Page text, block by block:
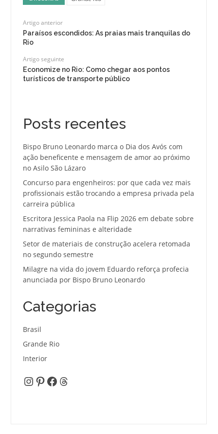
Artigo anterior
Paraísos escondidos: As praias mais tranquilas do
Rio
Artigo seguinte
Economize no Rio: Como chegar aos pontos
turísticos de transporte público
Posts recentes
Bispo Bruno Leonardo marca o Dia dos Avós com
ação beneficente e mensagem de amor ao próximo
no Asilo São Lázaro
Concurso para engenheiros: por que cada vez mais
profissionais estão trocando a empresa privada pela
carreira pública
Escritora Jessica Paola na Flip 2026 em debate sobre
narrativas femininas e alteridade
Setor de materiais de construção acelera retomada
no segundo semestre
Milagre na vida do jovem Eduardo reforça profecia
anunciada por Bispo Bruno Leonardo
Categorias
Brasil
Grande Rio
Interior
Instagram
Pinterest
Facebook
Threads